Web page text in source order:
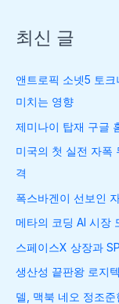
최신 글
앤트로픽 소넷5 토
미치는 영향
제미나이 탑재 구글
미국의 첫 실전 자폭
격
폭스바겐이 선보인
메타의 코딩 AI 시장
스페이스X 상장과
생산성 끝판왕 로지
델, 맥북 네오 정조